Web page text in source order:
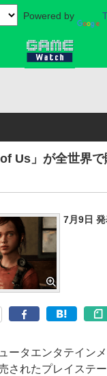
Powered by
Us」が全世界で
7月9日
ータエンタテイン
されたプレイステ